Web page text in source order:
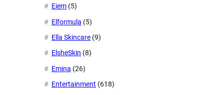
Eiem (5)
Elformula (5)
Ella Skincare (9)
ElsheSkin (8)
Emina (26)
Entertainment (618)